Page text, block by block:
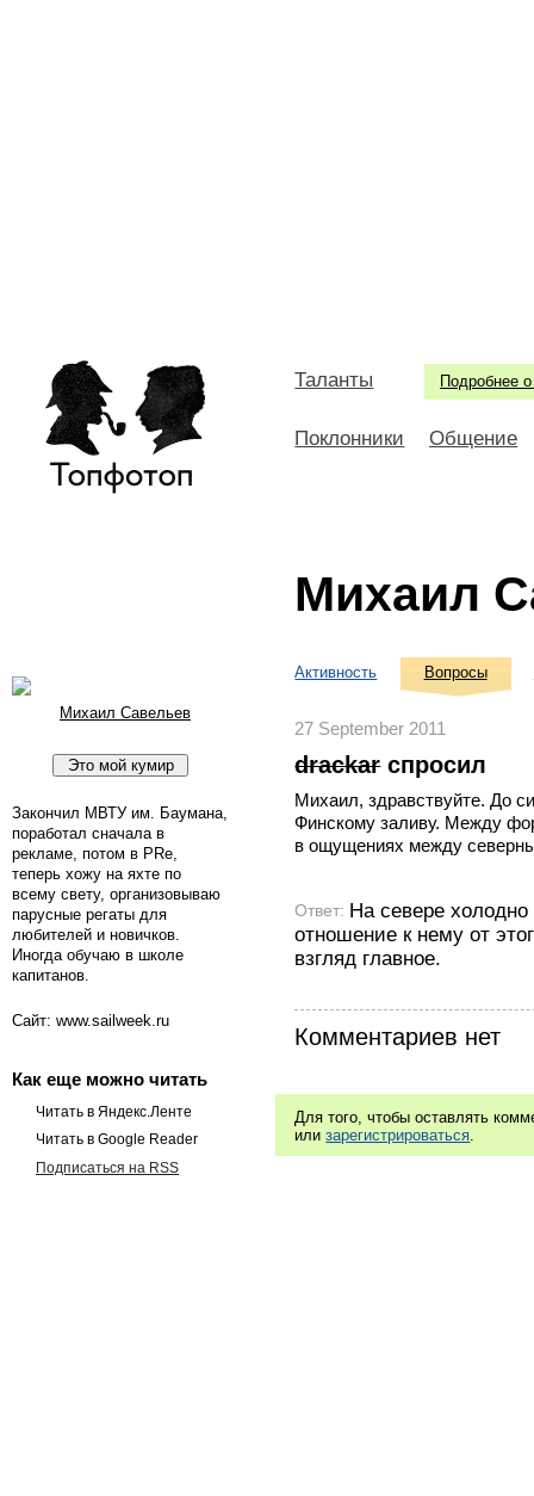
Подробнее о
Таланты
Поклонники Общение
Михаил
Михаил Савельев
Закончил МВТУ им. Баумана,
поработал сначала в
рекламе, потом в PRe,
теперь хожу на яхте по
всему свету, организовываю
парусные регаты для
любителей и новичков.
Иногда обучаю в школе
капитанов.
Сайт: www.sailweek.ru
Как еще можно читать
Читать в Яндекс.Ленте
Читать в Google Reader
Подписаться на RSS
Активность Вопросы
27 September 2011
drackarспросил
Михаил, здравствуйте. До
Финскому заливу. Между
в ощущениях между
Ответ: На севере
отношение к нему от
взгляд главное.
Комментариев нет
Для того, чтобы оставлять
илизарегистрироваться.